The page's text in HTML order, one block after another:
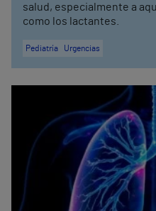
salud, especialmente a
como los lactantes.
Pediatría Urgencias